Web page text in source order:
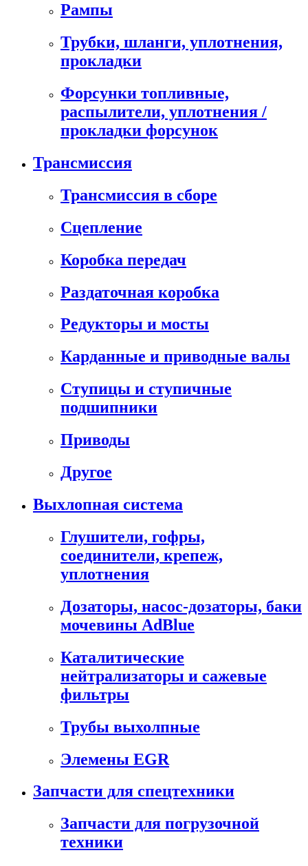
Рампы
Трубки, шланги, уплотнения,
прокладки
Форсунки топливные,
распылители, уплотнения /
прокладки форсунок
Трансмиссия
Трансмиссия в сборе
Сцепление
Коробка передач
Раздаточная коробка
Редукторы и мосты
Карданные и приводные валы
Ступицы и ступичные
подшипники
Приводы
Другое
Выхлопная система
Глушители, гофры,
соединители, крепеж,
уплотнения
Дозаторы, насос-дозаторы, баки
мочевины AdBlue
Каталитические
нейтрализаторы и сажевые
фильтры
Трубы выхолпные
Элемены EGR
Запчасти для спецтехники
Запчасти для погрузочной
техники